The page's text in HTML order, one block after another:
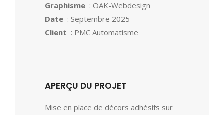
Graphisme : OAK-Webdesign
Date : Septembre 2025
Client : PMC Automatisme
APERÇU DU PROJET
Mise en place de décors adhésifs sur